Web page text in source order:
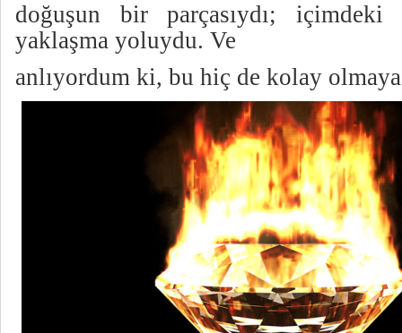
doğuşun bir parçasıydı; içimdeki
yaklaşma yoluydu. Ve
anlıyordum ki, bu hiç de kolay